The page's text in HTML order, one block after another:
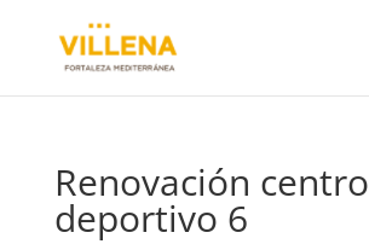
Renovación centro
deportivo 6